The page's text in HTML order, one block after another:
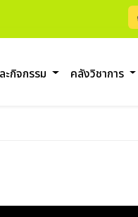
ะกิจกรรม คลังวิชาการ